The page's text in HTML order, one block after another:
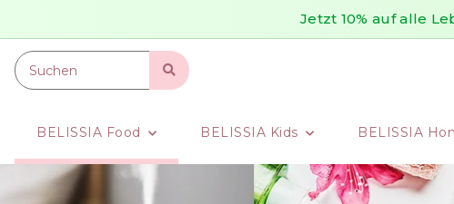
Jetzt 10% auf alle
BELISSIA Food BELISSIA Kids BELISSIA